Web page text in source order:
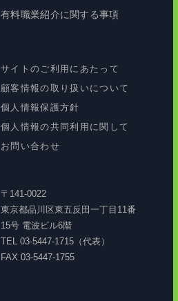
有料職業紹介に関する事項
サイトのご利用にあたって
顧客情報の取り扱いについて
個人情報保護方針
個人情報の共同利用に関して
お問い合わせ
〒141-0022
東京都品川区東五反田一丁目11番
15号 電波ビル6階
TEL 03-5447-1715（代表）
FAX 03-5447-1755